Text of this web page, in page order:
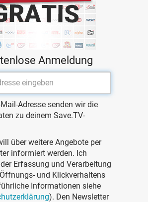
Anmeldung
Adresse senden wir die
zu deinem Save.TV-
über weitere Angebote per
informiert werden. Ich
Erfassung und Verarbeitung
und Klickverhaltens
Informationen siehe
). Den Newsletter